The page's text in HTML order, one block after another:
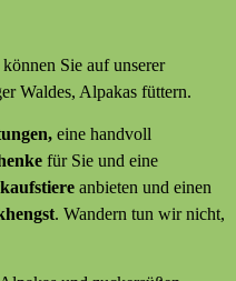
Sie auf unserer
Waldes, Alpakas füttern.
eine handvoll
für Sie und eine
anbieten und einen
. Wandern tun wir nicht,